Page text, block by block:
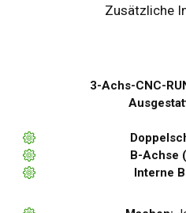
Zusätzliche
3-Achs-CNC-
B-Achse
Interne